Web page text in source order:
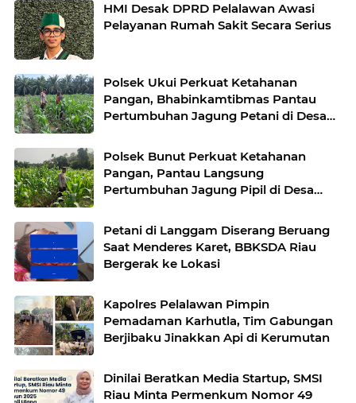
HMI Desak DPRD Pelalawan Awasi
Pelayanan Rumah Sakit Secara Serius
Polsek Ukui Perkuat Ketahanan
Pangan, Bhabinkamtibmas Pantau
Pertumbuhan Jagung Petani di Desa
Polsek Bunut Perkuat Ketahanan
Pangan, Pantau Langsung
Pertumbuhan Jagung Pipil di Desa
Petani di Langgam Diserang Beruang
Saat Menderes Karet, BBKSDA Riau
Bergerak ke Lokasi
Kapolres Pelalawan Pimpin
Pemadaman Karhutla, Tim Gabungan
Berjibaku Jinakkan Api di Kerumutan
Dinilai Beratkan Media Startup, SMSI
Riau Minta Permenkum Nomor 49